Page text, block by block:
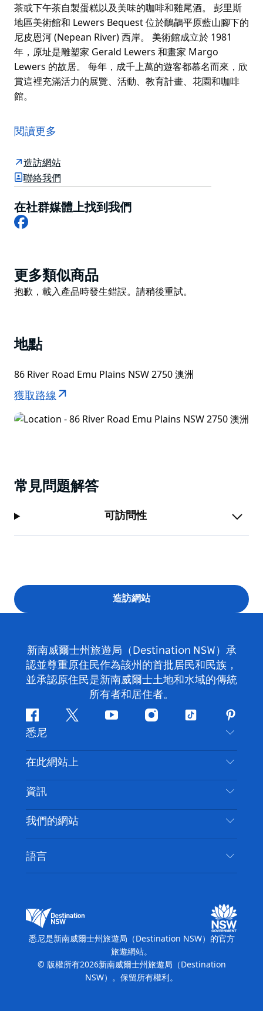
茶或下午茶自製蛋糕以及美味的咖啡和雞尾酒。 彭里斯
地區美術館和 Lewers Bequest 位於鴯鶓平原藍山腳下的
尼皮恩河 (Nepean River) 西岸。 美術館成立於 1981
年，原址是雕塑家 Gerald Lewers 和畫家 Margo
Lewers 的故居。 每年，成千上萬的遊客都慕名而來，欣
賞這裡充滿活力的展覽、活動、教育計畫、花園和咖啡
館。
麗的歷史花園之中，提供精緻的時令菜單、自製蛋糕、美
味咖啡和健康餐點，全天候營業。
咖啡館提供價格實惠的時令菜單，包括美味的早餐和午
餐、美味的兒童餐、早茶或下午茶自製蛋糕以及美味的咖
啡和雞尾酒。
彭里斯地區美術館和 Lewers Bequest 位於鴯鶓平原藍山
腳下的尼皮恩河 (Nepean River) 西岸。
每年，成千上萬的遊客都慕名而來，欣賞這裡充滿活力的
展覽、活動、教育計畫、花園和咖啡館。
閱讀更多
造訪網站
聯絡我們
在社群媒體上找到我們
Facebook
Product
List
更多類似商品
Product
抱歉，載入產品時發生錯誤。請稍後重試。
地點
86 River Road Emu Plains NSW 2750 澳洲
獲取路線
常見問題解答
可訪問性
造訪網站
新南威爾士州旅遊局（Destination NSW）承
認並尊重原住民作為該州的首批居民和民族，
並承認原住民是新南威爾士土地和水域的傳統
所有者和居住者。
Facebook嘰
喳
喳
Youtube Instagram
抖
悉尼
聯絡我們
免責聲明
隱私
Cookie 通知
在此網站上
目的地
要做的事情
新南威爾斯州公路旅行
活動
住宿
資訊
旅行資訊
無障礙悉尼
列出您的業務
我們的網站
新南威爾士州旅遊局（Destination NSW）媒體中
心
繽紛悉尼燈光音樂節
語言
悉尼是新南威爾士州旅遊局（Destination NSW）的官方
旅遊網站。
© 版權所有2026新南威爾士州旅遊局（Destination
NSW）。保留所有權利。